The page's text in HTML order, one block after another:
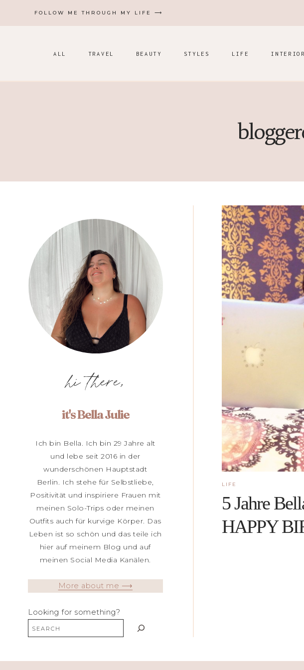
FOLLOW ME THROUGH MY LIFE ⟶
ALL TRAVEL BEAUTY STYLES LIFE INTERIOR
LIFE
5 Jahre
HAPPY
hi there,
it's Bella Julie
Ich bin Bella. Ich bin 29 Jahre alt
und lebe seit 2016 in der
wunderschönen Hauptstadt
Berlin. Ich stehe für Selbstliebe,
Positivität und inspiriere Frauen mit
meinen Solo-Trips oder meinen
Outfits auch für kurvige Körper. Das
Leben ist so schön und das teile ich
hier auf meinem Blog und auf
meinen Social Media Kanälen.
More about me ⟶
Looking for something?